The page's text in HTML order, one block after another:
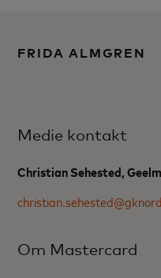
FRIDA ALMGREN
Medie kontakt
Christian Sehested,
Om Mastercard